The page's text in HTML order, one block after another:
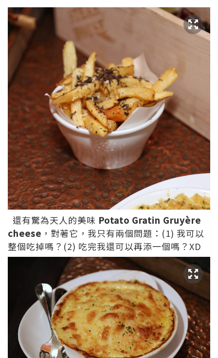
還有驚為天人的美味 Potato Gratin Gruyère
cheese ，對著它，我只有兩個問題：(1) 我可以
整個吃掉嗎？(2) 吃完我還可以再添一個嗎？XD